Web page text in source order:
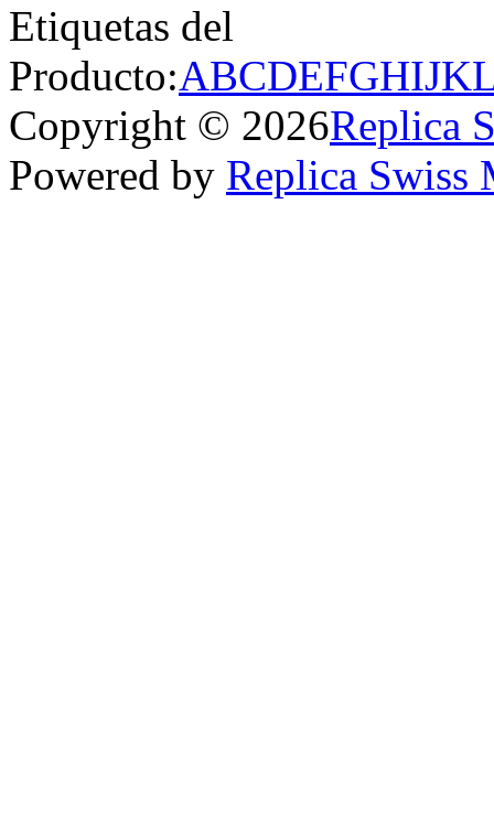
Etiquetas del
Producto:ABCDEFGHIJK
Copyright © 2026Replica
Powered by Replica Swiss